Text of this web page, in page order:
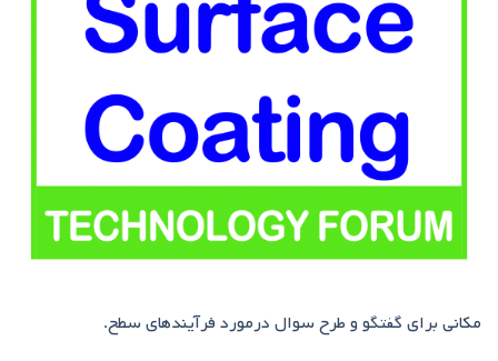
مکانی برای گفتگو و طرح سوال درمورد فرآیندهای سطح.